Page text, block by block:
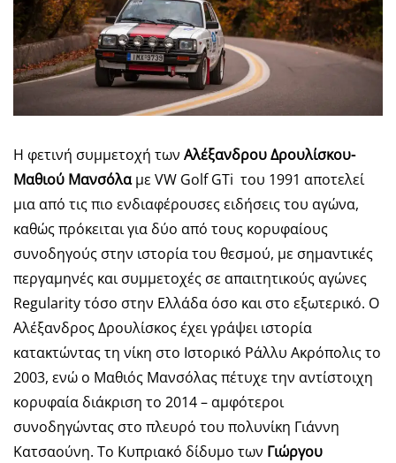
Η φετινή συμμετοχή των Αλέξανδρου Δρουλίσκου-
Μαθιού Μανσόλαμε VW Golf GTi του 1991 αποτελεί
μια από τις πιο ενδιαφέρουσες ειδήσεις του αγώνα,
καθώς πρόκειται για δύο από τους κορυφαίους
συνοδηγούς στην ιστορία του θεσμού, με σημαντικές
περγαμηνές και συμμετοχές σε απαιτητικούς αγώνες
Regularity τόσο στην Ελλάδα όσο και στο εξωτερικό. Ο
Αλέξανδρος Δρουλίσκος έχει γράψει ιστορία
κατακτώντας τη νίκη στο Ιστορικό Ράλλυ Ακρόπολις το
2003, ενώ ο Μαθιός Μανσόλας πέτυχε την αντίστοιχη
κορυφαία διάκριση το 2014 – αμφότεροι
συνοδηγώντας στο πλευρό του πολυνίκη Γιάννη
Κατσαούνη. Το Κυπριακό δίδυμο των Γιώργου